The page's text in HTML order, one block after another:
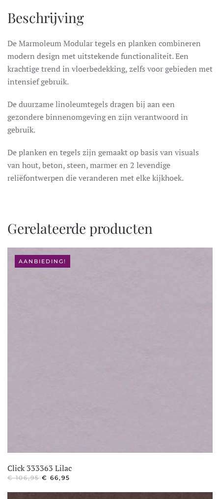
Beschrijving
De Marmoleum Modular tegels en planken combineren
modern design met uitstekende functionaliteit. Een
krachtige trend in vloerbedekking, zelfs voor gebieden met
intensief gebruik.
De duurzame linoleumtegels dragen bij aan een
gezondere binnenomgeving en zijn verantwoord in
gebruik.
De planken en tegels zijn gemaakt op basis van visuals
van hout, beton, steen, marmer en 2 levendige
reliëfontwerpen die veranderen met elke kijkhoek.
Gerelateerde producten
AANBIEDING!
Click 333363 Lilac
€106,95 OORSPRONKELIJKE
€ 66,95